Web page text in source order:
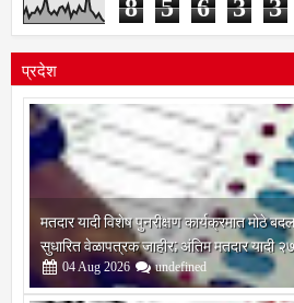
8 5 6 3 3
प्रदेश
मतदार यादी विशेष पुनरीक्षण कार्यक्रमात मोठे
सुधारित वेळापत्रक जाहीर; अंतिम मतदार यादी
04Aug 2026 undefined